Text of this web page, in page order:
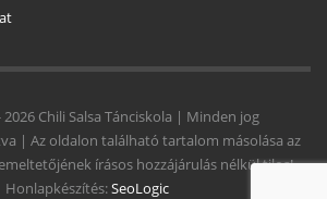
2026 Chili Salsa Tánciskola | Minden jog
| Az oldalon található tartalom másolása az
írásos hozzájárulás nélkül tilos!
Honlapkészítés:SeoLogic